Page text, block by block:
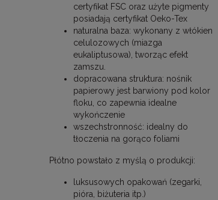
certyfikat FSC oraz użyte pigmenty
posiadają certyfikat Oeko-Tex
naturalna baza: wykonany z włókien
celulozowych (miazga
eukaliptusowa), tworząc efekt
zamszu.
dopracowana struktura: nośnik
papierowy jest barwiony pod kolor
floku, co zapewnia idealne
wykończenie
wszechstronność: idealny do
tłoczenia na gorąco foliami
Płótno powstało z myślą o produkcji:
luksusowych opakowań (zegarki,
pióra, biżuteria itp.)